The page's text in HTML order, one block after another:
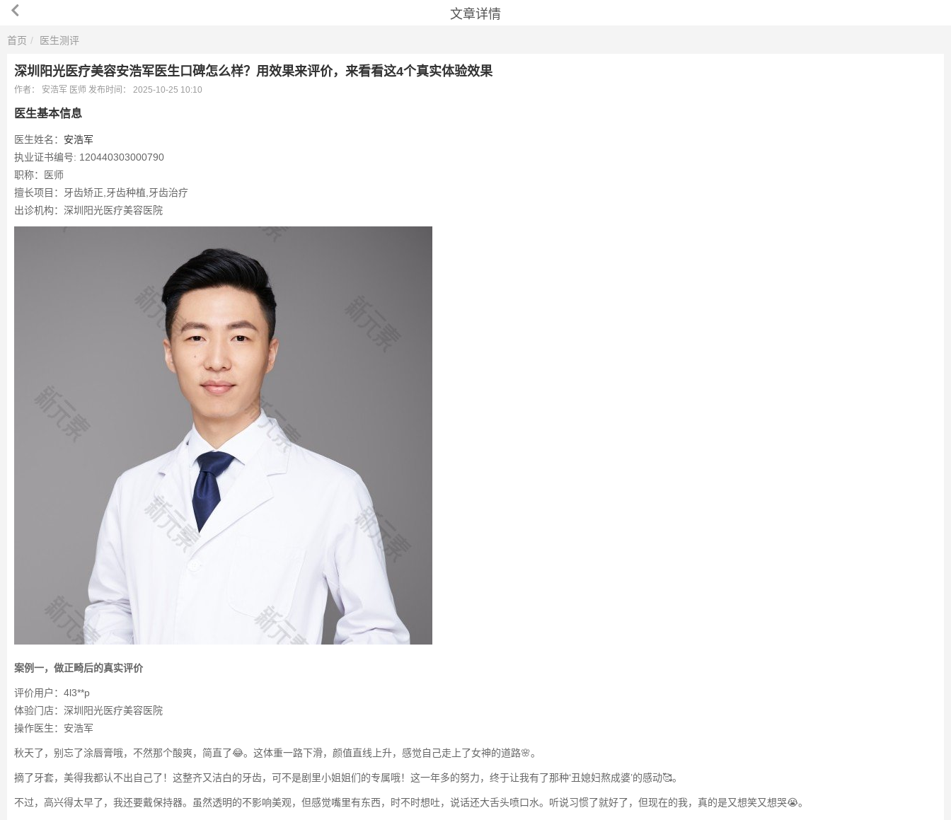
文章详情
首页 医生测评
深圳阳光医疗美容安浩军医生口碑怎么样？用效果来评价，来看看这4个真实体验效果
作者： 安浩军 医师 发布时间： 2025-10-25 10:10
医生基本信息
医生姓名： 安浩军
执业证书编号: 120440303000790
职称：医师
擅长项目：牙齿矫正,牙齿种植,牙齿治疗
出诊机构：深圳阳光医疗美容医院
案例一，做正畸后的真实评价
评价用户：4l3**p
体验门店：深圳阳光医疗美容医院
操作医生：安浩军
秋天了，别忘了涂唇膏哦，不然那个酸爽，简直了😂。这体重一路下滑，颜值直线上升，感觉自己走上了女神的道路🌸。
摘了牙套，美得我都认不出自己了！这整齐又洁白的牙齿，可不是剧里小姐姐们的专属哦！这一年多的努力，终于让我有了那种‘丑媳妇熬成婆’的感动🥰。
不过，高兴得太早了，我还要戴保持器。虽然透明的不影响美观，但感觉嘴里有东西，时不时想吐，说话还大舌头喷口水。听说习惯了就好了，但现在的我，真的是又想笑又想哭😭。